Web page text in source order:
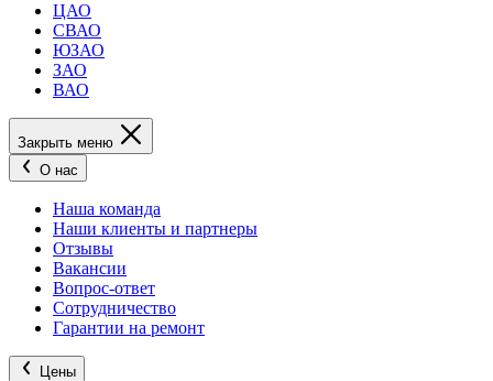
ЦАО
СВАО
ЮЗАО
ЗАО
ВАО
Закрыть меню
О нас
Наша команда
Наши клиенты и партнеры
Отзывы
Вакансии
Вопрос-ответ
Сотрудничество
Гарантии на ремонт
Цены